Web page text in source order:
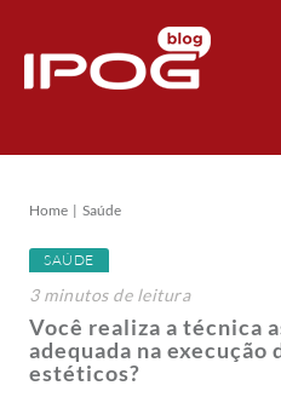
Home Saúde
SAÚDE
3 minutosde leitura
Você realiza a técnica
adequada na
estéticos?